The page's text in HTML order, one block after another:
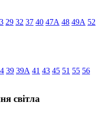
29 32 37 40 47А 48 49А 52
39 39А 41 43 45 51 55 56
світла